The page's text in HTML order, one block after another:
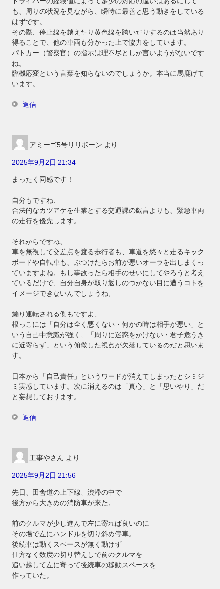
も、周りの状況を見ながら、瞬時に最善と思う動きをしている
はずです。
その際、停止線を越えたり黄色線を跨いだりするのは当然あり
得ることで、他の車両も分かった上で協力をしています。
パトカー（警察官）の指示は理不尽としか言いようがないです
ね。
臨機応変という言葉を知らないのでしょうか。本当に馬鹿げて
います。
返信
アミーゴ5号リリボーン より:
2025年9月2日 21:34
まったく同感です！
自分もですね、
合法的なカツアゲを生業とする交通課の戯言よりも、緊急車両
の走行を優先します。
それからですね、
車を無視して交差点を渡る歩行者も、車道を悠々と走るキック
ボードや自転車も、ぶつけたらお前が悪いオーラを出しまくっ
ていますよね。もし事故ったら相手のせいにしてやろうと考え
ているだけで、自分自身が取り返しのつかない目に遭うコトを
イメージできないんでしょうね。
煽り運転される側もですよ、
根っこには「自分は全く悪くない・何かの時は相手が悪い」と
いう自己中意識が強く、「周りに迷惑をかけない・君子危うき
に近寄らず」という俯瞰した視点が欠落しているのだと思いま
す。
日本から「自己責任」というワードが消えてしまったとシミジ
ミ実感しています。次に消えるのは「真心」と「思いやり」だ
と妄想しております。
返信
工事やさん より:
2025年9月2日 21:56
先日、田舎道の上下線、渋滞の中で
後方から大きめの消防車が来た。
前のクルマが少し進んで左に寄れば良いのに
その場で左にハンドルを切り斜め停車。
後続車は動くスペースが無く動けず
仕方なく数度の切り替えしで前のクルマを
追い越して左に寄って後続車の移動スペースを
作っていた。